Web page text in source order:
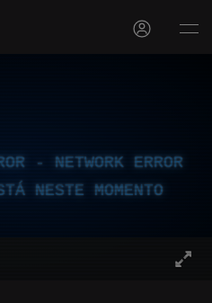
- NETWORK ERROR
NESTE MOMENTO